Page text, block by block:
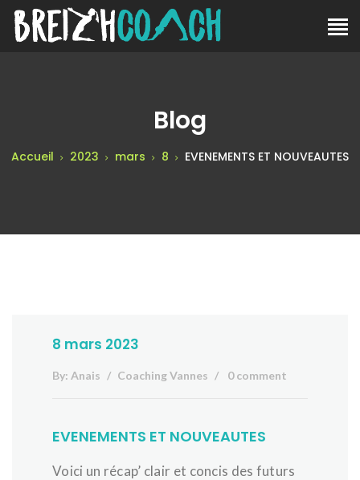
Blog
Accueil 2023 mars 8 EVENEMENTS ET NOUVEAUTES
8 mars 2023
By: Anais Coaching Vannes 0 comment
EVENEMENTS ET NOUVEAUTES
Voici un récap’ clair et concis des futurs